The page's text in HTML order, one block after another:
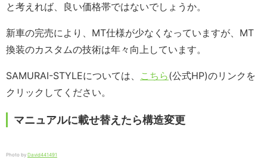
と考えれば、良い価格帯ではないでしょうか。
新車の完売により、MT仕様が少なくなっていますが、MT
換装のカスタムの技術は年々向上しています。
SAMURAI-STYLEについては、 こちら(公式HP)のリンクを
クリックしてください。
マニュアルに載せ替えたら構造変更
Photo by David441491